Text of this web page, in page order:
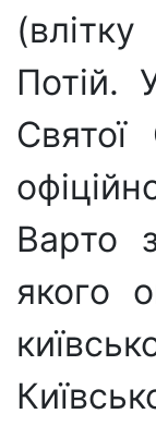
Потій.
Варто
якого